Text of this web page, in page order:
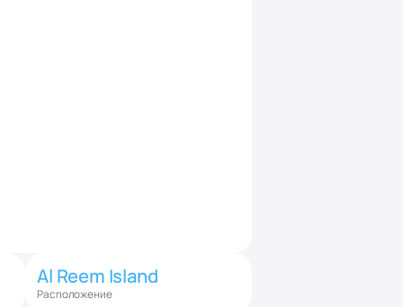
Al Reem Island
Расположение